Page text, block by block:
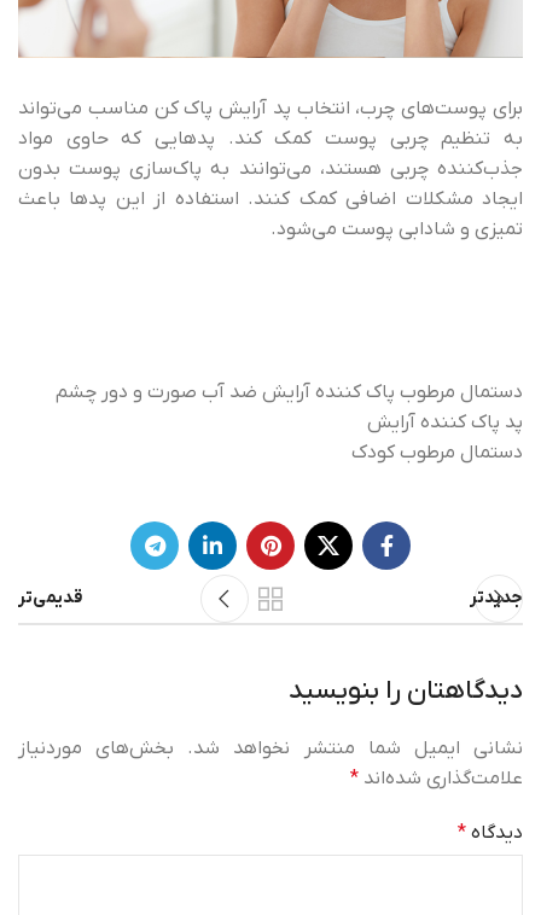
برای پوست‌های چرب، انتخاب پد آرایش پاک کن مناسب می‌تواند
به تنظیم چربی پوست کمک کند. پدهایی که حاوی مواد
جذب‌کننده چربی هستند، می‌توانند به پاک‌سازی پوست بدون
ایجاد مشکلات اضافی کمک کنند. استفاده از این پدها باعث
تمیزی و شادابی پوست می‌شود.
دستمال مرطوب پاک کننده آرایش ضد آب صورت و دور چشم
پد پاک کننده آرایش
دستمال مرطوب کودک
جدیدتر قدیمی‌تر
دیدگاهتان را بنویسید
نشانی ایمیل شما منتشر نخواهد شد.
بخش‌های موردنیاز
علامت‌گذاری شده‌اند *
دیدگاه *